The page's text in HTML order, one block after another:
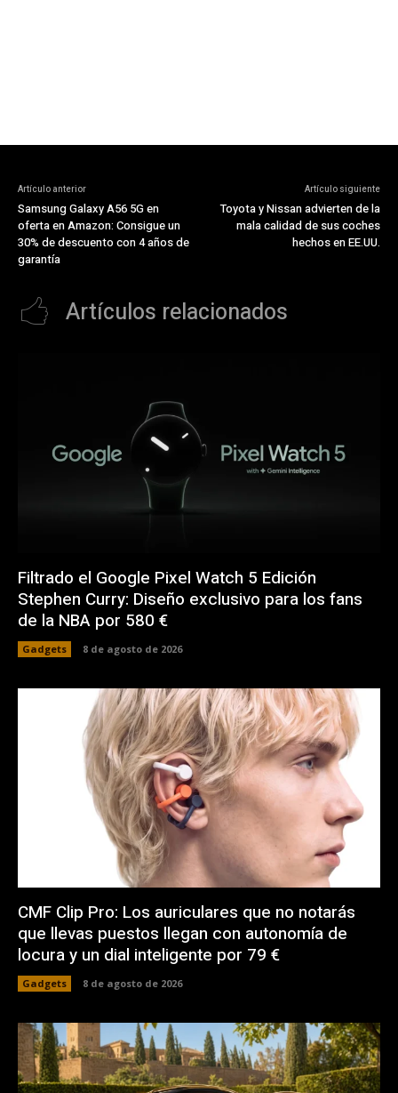
Artículo anterior
Samsung Galaxy A56 5G en
oferta en Amazon: Consigue un
30% de descuento con 4 años de
garantía
Artículo siguiente
Toyota y Nissan advierten de la
mala calidad de sus coches
hechos en EE.UU.
Artículos relacionados
Filtrado el Google Pixel Watch 5 Edición
Stephen Curry: Diseño exclusivo para los fans
de la NBA por 580 €
Gadgets 8 de agosto de 2026
CMF Clip Pro: Los auriculares que no notarás
que llevas puestos llegan con autonomía de
locura y un dial inteligente por 79 €
Gadgets 8 de agosto de 2026